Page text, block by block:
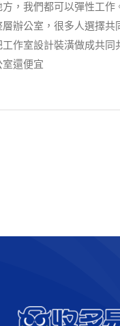
，我們都可以彈性工作
辦公室，很多人選擇共
作室設計裝潢做成共同
還便宜